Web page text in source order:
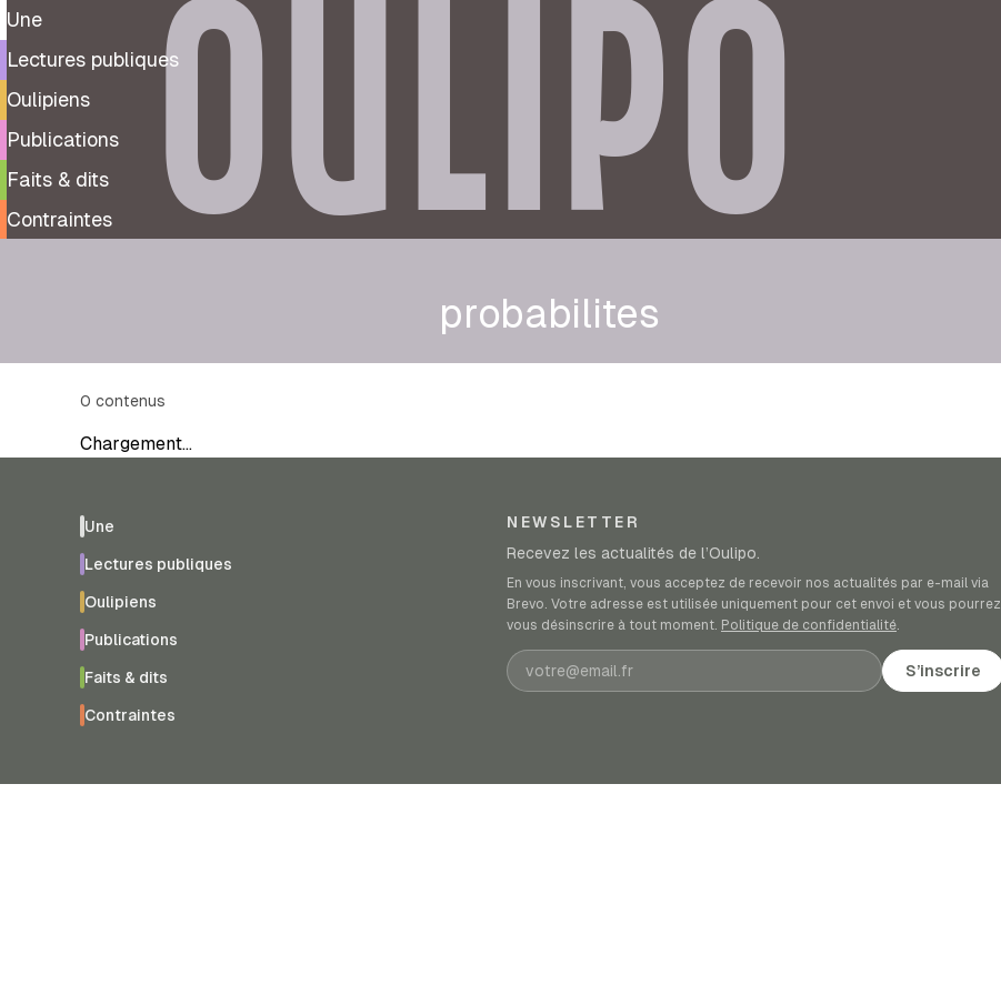
Une
Lectures publiques
Oulipiens
Publications
Faits & dits
Contraintes
OULIPO
probabilites
0 contenus
Chargement…
Une
Lectures publiques
Oulipiens
Publications
Faits & dits
Contraintes
NEWSLETTER
Recevez les actualités de l’Oulipo.
En vous inscrivant, vous acceptez de recevoir nos actualités par e-mail via
Brevo. Votre adresse est utilisée uniquement pour cet envoi et vous pourrez
vous désinscrire à tout moment. Politique de confidentialité.
Adresse e-mail S’inscrire